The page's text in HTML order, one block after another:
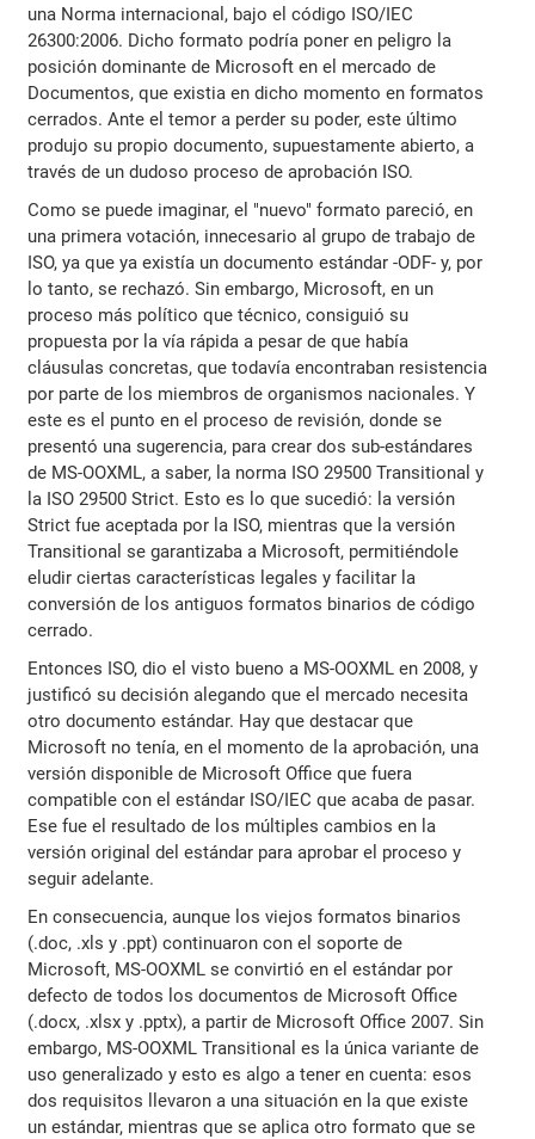
una Norma internacional, bajo el código ISO/IEC
26300:2006. Dicho formato podría poner en peligro la
posición dominante de Microsoft en el mercado de
Documentos, que existia en dicho momento en formatos
cerrados. Ante el temor a perder su poder, este último
produjo su propio documento, supuestamente abierto, a
través de un dudoso proceso de aprobación ISO.
Como se puede imaginar, el "nuevo" formato pareció, en
una primera votación, innecesario al grupo de trabajo de
ISO, ya que ya existía un documento estándar -ODF- y, por
lo tanto, se rechazó. Sin embargo, Microsoft, en un
proceso más político que técnico, consiguió su
propuesta por la vía rápida a pesar de que había
cláusulas concretas, que todavía encontraban resistencia
por parte de los miembros de organismos nacionales. Y
este es el punto en el proceso de revisión, donde se
presentó una sugerencia, para crear dos sub-estándares
de MS-OOXML, a saber, la norma ISO 29500 Transitional y
la ISO 29500 Strict. Esto es lo que sucedió: la versión
Strict fue aceptada por la ISO, mientras que la versión
Transitional se garantizaba a Microsoft, permitiéndole
eludir ciertas características legales y facilitar la
conversión de los antiguos formatos binarios de código
cerrado.
Entonces ISO, dio el visto bueno a MS-OOXML en 2008, y
justificó su decisión alegando que el mercado necesita
otro documento estándar. Hay que destacar que
Microsoft no tenía, en el momento de la aprobación, una
versión disponible de Microsoft Office que fuera
compatible con el estándar ISO/IEC que acaba de pasar.
Ese fue el resultado de los múltiples cambios en la
versión original del estándar para aprobar el proceso y
seguir adelante.
En consecuencia, aunque los viejos formatos binarios
(.doc, .xls y .ppt) continuaron con el soporte de
Microsoft, MS-OOXML se convirtió en el estándar por
defecto de todos los documentos de Microsoft Office
(.docx, .xlsx y .pptx), a partir de Microsoft Office 2007. Sin
embargo, MS-OOXML Transitional es la única variante de
uso generalizado y esto es algo a tener en cuenta: esos
dos requisitos llevaron a una situación en la que existe
un estándar, mientras que se aplica otro formato que se